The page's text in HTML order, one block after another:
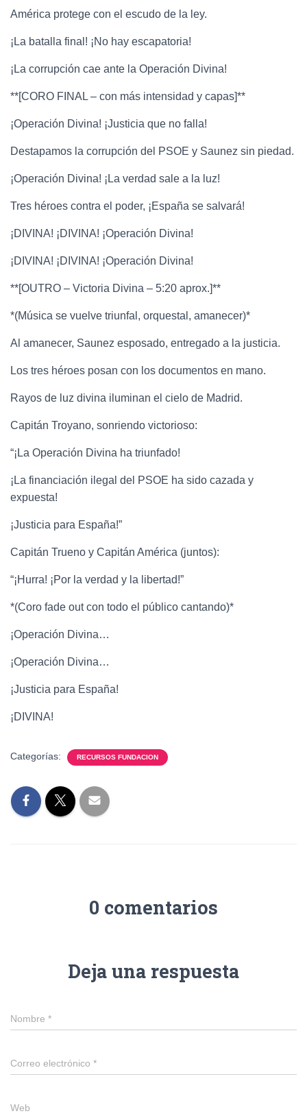
América protege con el escudo de la ley.
¡La batalla final! ¡No hay escapatoria!
¡La corrupción cae ante la Operación Divina!
**[CORO FINAL – con más intensidad y capas]**
¡Operación Divina! ¡Justicia que no falla!
Destapamos la corrupción del PSOE y Saunez sin piedad.
¡Operación Divina! ¡La verdad sale a la luz!
Tres héroes contra el poder, ¡España se salvará!
¡DIVINA! ¡DIVINA! ¡Operación Divina!
¡DIVINA! ¡DIVINA! ¡Operación Divina!
**[OUTRO – Victoria Divina – 5:20 aprox.]**
*(Música se vuelve triunfal, orquestal, amanecer)*
Al amanecer, Saunez esposado, entregado a la justicia.
Los tres héroes posan con los documentos en mano.
Rayos de luz divina iluminan el cielo de Madrid.
Capitán Troyano, sonriendo victorioso:
“¡La Operación Divina ha triunfado!
¡La financiación ilegal del PSOE ha sido cazada y
expuesta!
¡Justicia para España!”
Capitán Trueno y Capitán América (juntos):
“¡Hurra! ¡Por la verdad y la libertad!”
*(Coro fade out con todo el público cantando)*
¡Operación Divina…
¡Operación Divina…
¡Justicia para España!
¡DIVINA!
Categorías: RECURSOS FUNDACION
0 comentarios
Deja una respuesta
Nombre *
Correo electrónico *
Web